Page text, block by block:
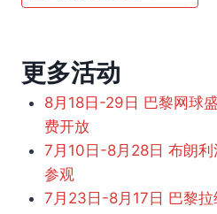
更多活动
8月18日-29日 巴黎网球
费开放
7月10日-8月28日 布朗
参观
7月23日-8月17日 巴黎拉